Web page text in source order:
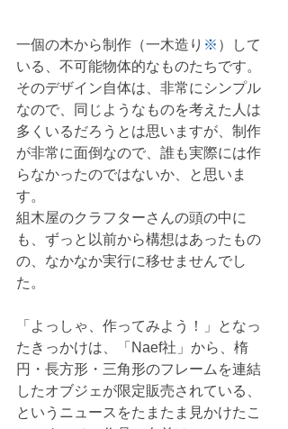
一個の木から制作（一木造り ※ ）して
いる、不可能物体的なものたちです。
そのデザイン自体は、非常にシンプル
なので、同じようなものを考えた人は
多くいるだろうとは思いますが、制作
が非常に面倒なので、誰も実際には作
らなかったのではないか、と思いま
す。
組木屋のクラフターさんの頭の中に
も、ずっと以前から構想はあったもの
の、なかなか実行に移せませんでし
た。
「よっしゃ、作ってみよう！」となっ
たきっかけは、「Naef社」から、楕
円・長方形・三角形のフレームを連結
したオブジェが限定販売されている、
というニュースをたまたま見かけたこ